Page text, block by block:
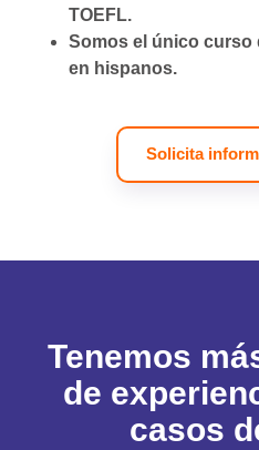
TOEFL.
Somos el único curso
en hispanos.
Solicita
Tenemos
de
casos